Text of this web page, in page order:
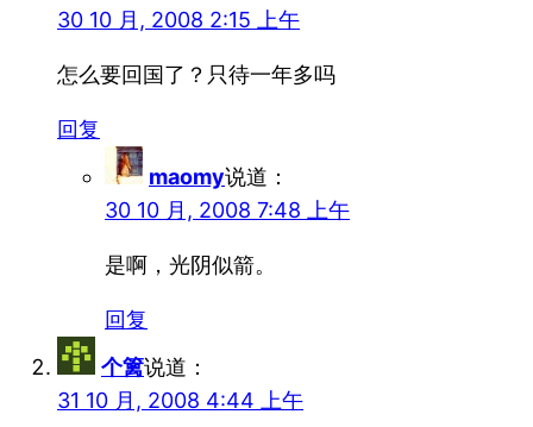
30 10 月, 2008 2:15 上午
怎么要回国了？只待一年多吗
回复
maomy说道：
30 10 月, 2008 7:48 上午
是啊，光阴似箭。
回复
个篱说道：
31 10 月, 2008 4:44 上午